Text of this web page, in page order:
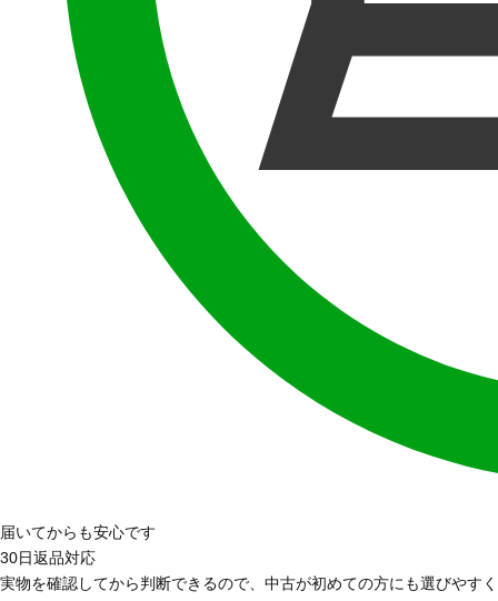
届いてからも安心です
30日返品対応
実物を確認してから判断できるので、中古が初めての方にも選びやす